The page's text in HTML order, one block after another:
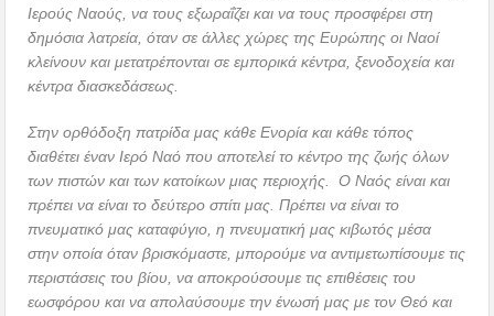
Ιερούς Ναούς, να τους εξωραΐζει και να τους προσφέρει στη
δημόσια λατρεία, όταν σε άλλες χώρες της Ευρώπης οι Ναοί
κλείνουν και μετατρέπονται σε εμπορικά κέντρα, ξενοδοχεία και
κέντρα διασκεδάσεως.
Στην ορθόδοξη πατρίδα μας κάθε Ενορία και κάθε τόπος
διαθέτει έναν Ιερό Ναό που αποτελεί το κέντρο της ζωής όλων
των πιστών και των κατοίκων μιας περιοχής. Ο Ναός είναι και
πρέπει να είναι το δεύτερο σπίτι μας. Πρέπει να είναι το
πνευματικό μας καταφύγιο, η πνευματική μας κιβωτός μέσα
στην οποία όταν βρισκόμαστε, μπορούμε να αντιμετωπίσουμε τις
περιστάσεις του βίου, να αποκρούσουμε τις επιθέσεις του
εωσφόρου και να απολαύσουμε την ένωσή μας με τον Θεό και